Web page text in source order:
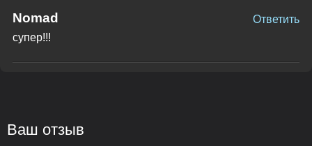
Nomad
супер!!!
Ответить
Ваш отзыв